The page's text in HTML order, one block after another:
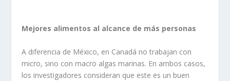
Mejores alimentos al alcance de más personas
A diferencia de México, en Canadá no trabajan con
micro, sino con macro algas marinas. En ambos casos,
los investigadores consideran que este es un buen